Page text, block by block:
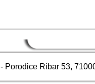
- Porodice Ribar 53,